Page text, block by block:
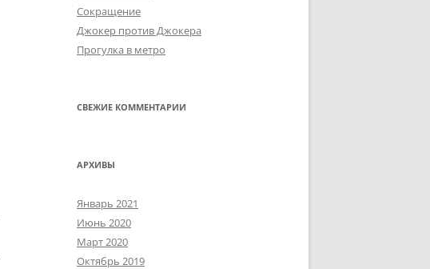
Сокращение
Джокер против Джокера
Прогулка в метро
СВЕЖИЕ КОММЕНТАРИИ
АРХИВЫ
Январь 2021
Июнь 2020
Март 2020
Октябрь 2019